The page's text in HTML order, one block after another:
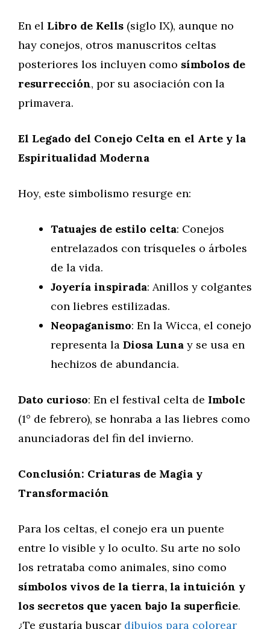
En el Libro de Kells (siglo IX), aunque no
hay conejos, otros manuscritos celtas
posteriores los incluyen como símbolos de
resurrección, por su asociación con la
primavera.
El Legado del Conejo Celta en el Arte y la
Espiritualidad Moderna
Hoy, este simbolismo resurge en:
Tatuajes de estilo celta: Conejos
entrelazados con trísqueles o árboles
de la vida.
Joyería inspirada: Anillos y colgantes
con liebres estilizadas.
Neopaganismo: En la Wicca, el conejo
representa la Diosa Luna y se usa en
hechizos de abundancia.
Dato curioso: En el festival celta de Imbolc
(1° de febrero), se honraba a las liebres como
anunciadoras del fin del invierno.
Conclusión: Criaturas de Magia y
Transformación
Para los celtas, el conejo era un puente
entre lo visible y lo oculto. Su arte no solo
los retrataba como animales, sino como
símbolos vivos de la tierra, la intuición y
los secretos que yacen bajo la superficie.
¿Te gustaría buscar dibujos para colorear